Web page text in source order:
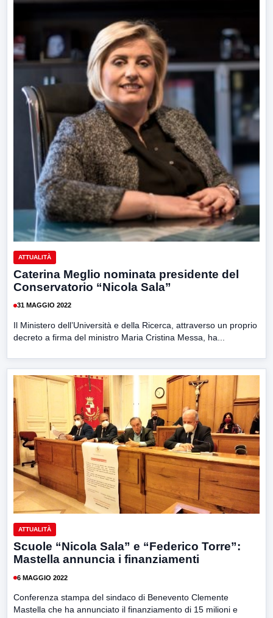
ATTUALITÀ
Caterina Meglio nominata presidente del
Conservatorio “Nicola Sala”
31 MAGGIO 2022
Il Ministero dell’Università e della Ricerca, attraverso un proprio
decreto a firma del ministro Maria Cristina Messa, ha...
ATTUALITÀ
Scuole “Nicola Sala” e “Federico Torre”:
Mastella annuncia i finanziamenti
6 MAGGIO 2022
Conferenza stampa del sindaco di Benevento Clemente
Mastella che ha annunciato il finanziamento di 15 milioni e